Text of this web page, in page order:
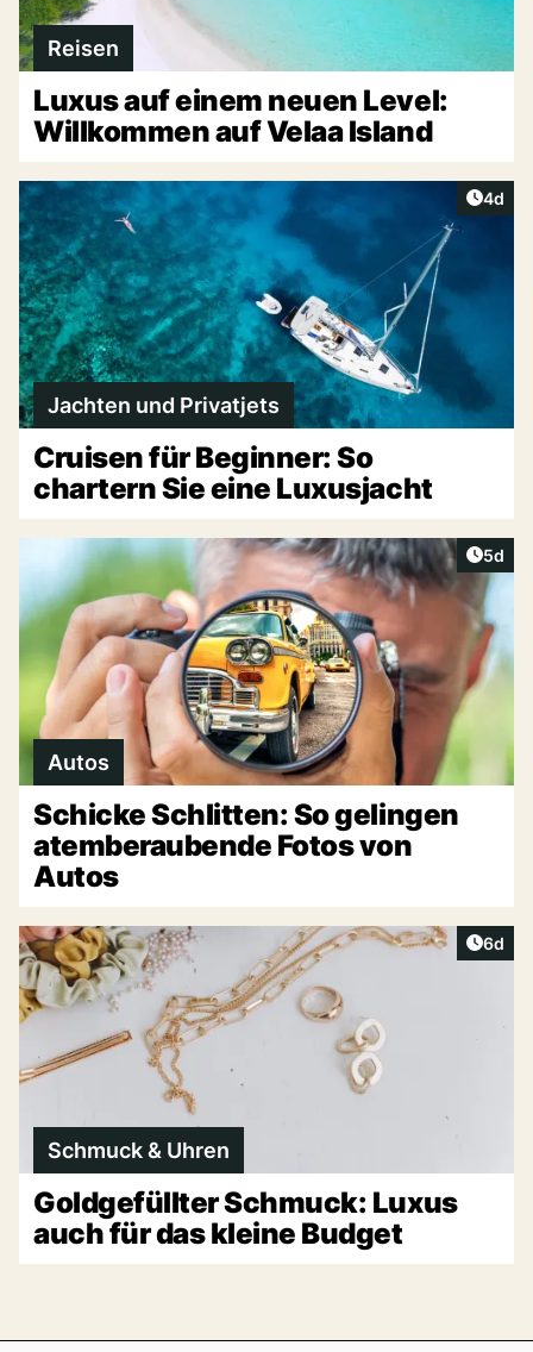
Reisen
Luxus auf einem neuen Level:
Willkommen auf Velaa Island
4d
Jachten und Privatjets
Cruisen für Beginner: So
chartern Sie eine Luxusjacht
5d
Autos
Schicke Schlitten: So gelingen
atemberaubende Fotos von
Autos
6d
Schmuck & Uhren
Goldgefüllter Schmuck: Luxus
auch für das kleine Budget